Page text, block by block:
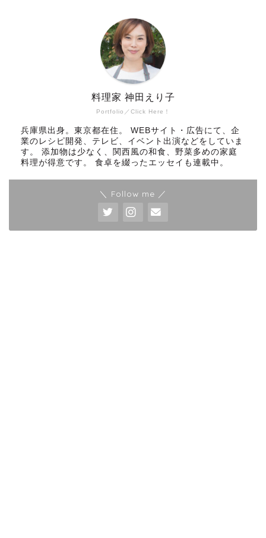
Portfolio／Click Here！
料理家 神田えり子
兵庫県出身。東京都在住。 WEBサイト・広告にて、企
業のレシピ開発、テレビ、イベント出演などをしていま
す。 添加物は少なく、関西風の和食、野菜多めの家庭
料理が得意です。 食卓を綴ったエッセイも連載中。
＼ Follow me ／